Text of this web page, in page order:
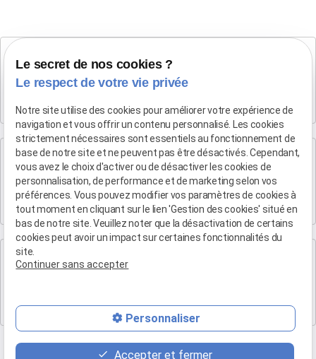
Maître Patrice HUMBERT
13300 SALON-DE-PROVENCE
Cabinet d'Aix-en-Provence
Maître Patrice HUMBERT
4 rue du Quatre-Septembre
13100 AIX EN PROVENCE
Maître Patrice HUMBERT
13015 MARSEILLE
Le secret de nos cookies ?
Le respect de votre vie privée
Notre site utilise des cookies pour améliorer votre expérience de
navigation et vous offrir un contenu personnalisé. Les cookies
strictement nécessaires sont essentiels au fonctionnement de
base de notre site et ne peuvent pas être désactivés. Cependant,
vous avez le choix d'activer ou de désactiver les cookies de
personnalisation, de performance et de marketing selon vos
préférences. Vous pouvez modifier vos paramètres de cookies à
tout moment en cliquant sur le lien 'Gestion des cookies' situé en
bas de notre site. Veuillez noter que la désactivation de certains
cookies peut avoir un impact sur certaines fonctionnalités du
site.
Continuer sans accepter
Personnaliser
Accepter et fermer